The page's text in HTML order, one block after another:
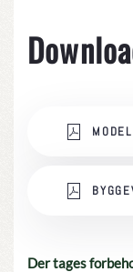
Der tages